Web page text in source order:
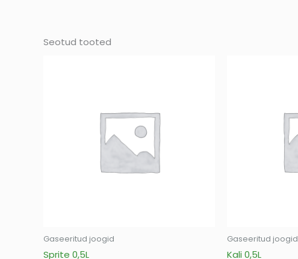
Seotud tooted
Gaseeritud joogid
Sprite 0,5L
Gaseeritud joogid
Kali 0,5L